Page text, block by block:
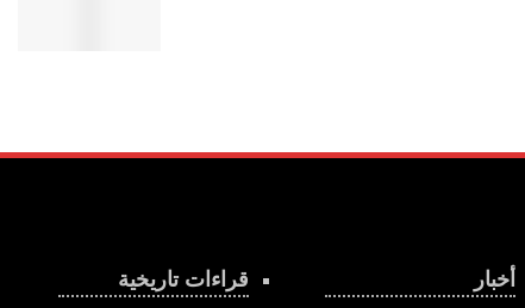
قراءات تاريخية
أخبار